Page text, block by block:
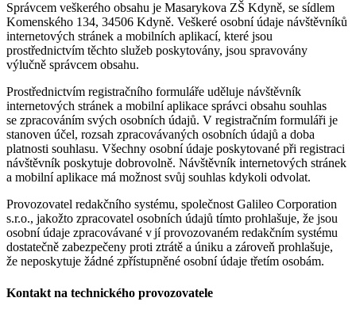
Správcem veškerého obsahu je Masarykova ZŠ Kdyně, se sídlem
Komenského 134, 34506 Kdyně. Veškeré osobní údaje návštěvníků
internetových stránek a mobilních aplikací, které jsou
prostřednictvím těchto služeb poskytovány, jsou spravovány
výlučně správcem obsahu.
Prostřednictvím registračního formuláře uděluje návštěvník
internetových stránek a mobilní aplikace správci obsahu souhlas
se zpracováním svých osobních údajů. V registračním formuláři je
stanoven účel, rozsah zpracovávaných osobních údajů a doba
platnosti souhlasu. Všechny osobní údaje poskytované při registraci
návštěvník poskytuje dobrovolně. Návštěvník internetových stránek
a mobilní aplikace má možnost svůj souhlas kdykoli odvolat.
Provozovatel redakčního systému, společnost Galileo Corporation
s.r.o., jakožto zpracovatel osobních údajů tímto prohlašuje, že jsou
osobní údaje zpracovávané v jí provozovaném redakčním systému
dostatečně zabezpečeny proti ztrátě a úniku a zároveň prohlašuje,
že neposkytuje žádné zpřístupněné osobní údaje třetím osobám.
Kontakt na technického provozovatele